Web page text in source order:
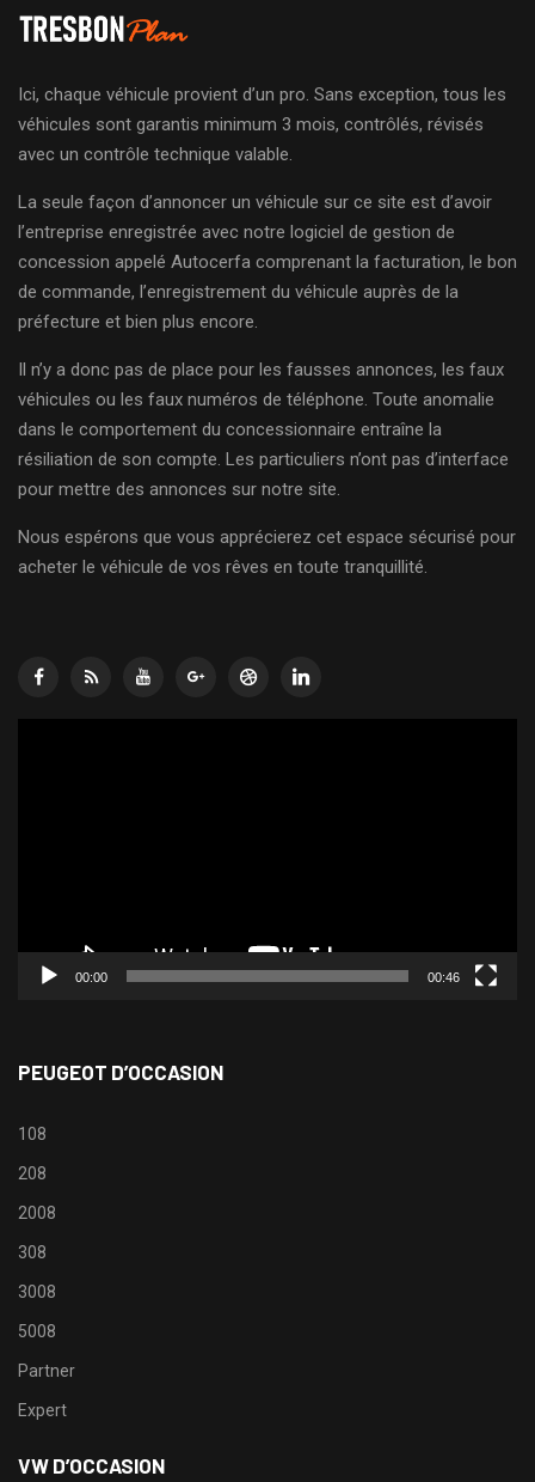
Ici, chaque véhicule provient d’un pro. Sans exception, tous les
véhicules sont garantis minimum 3 mois, contrôlés, révisés
avec un contrôle technique valable.
La seule façon d’annoncer un véhicule sur ce site est d’avoir
l’entreprise enregistrée avec notre logiciel de gestion de
concession appelé Autocerfa comprenant la facturation, le bon
de commande, l’enregistrement du véhicule auprès de la
préfecture et bien plus encore.
Il n’y a donc pas de place pour les fausses annonces, les faux
véhicules ou les faux numéros de téléphone. Toute anomalie
dans le comportement du concessionnaire entraîne la
résiliation de son compte. Les particuliers n’ont pas d’interface
pour mettre des annonces sur notre site.
Nous espérons que vous apprécierez cet espace sécurisé pour
acheter le véhicule de vos rêves en toute tranquillité.
00:00 00:46
PEUGEOT D’OCCASION
108
208
2008
308
3008
5008
Partner
Expert
VW D’OCCASION